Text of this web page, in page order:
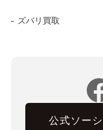
ズバリ買取
公式ソー